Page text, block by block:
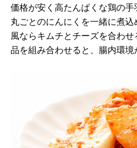
価格が安く高たんぱくな鶏の
丸ごとのにんにくを一緒に煮
風ならキムチとチーズを合わ
品を組み合わせると、腸内環境